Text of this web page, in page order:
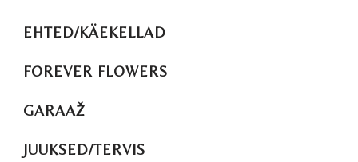
EHTED/KÄEKELLAD
FOREVER FLOWERS
GARAAŽ
JUUKSED/TERVIS